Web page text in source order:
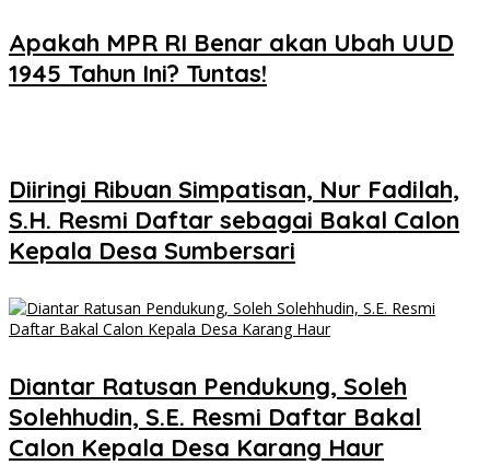
Apakah MPR RI Benar akan Ubah UUD
1945 Tahun Ini? Tuntas!
Diiringi Ribuan Simpatisan, Nur Fadilah,
S.H. Resmi Daftar sebagai Bakal Calon
Kepala Desa Sumbersari
Diantar Ratusan Pendukung, Soleh
Solehhudin, S.E. Resmi Daftar Bakal
Calon Kepala Desa Karang Haur